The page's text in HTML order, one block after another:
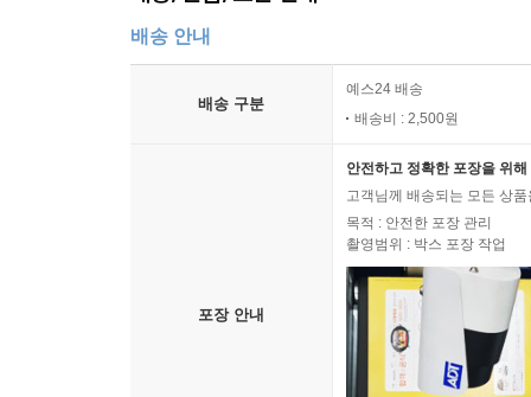
배송 안내
배송 구분
예스24 배송
배송비 : 2,500원
포장 안내
안전하고 정확한 포장을 위
고객님께 배송되는 모든 상
목적 : 안전한 포장 관리
촬영범위 : 박스 포장 작업